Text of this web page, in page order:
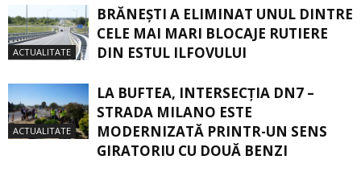
ACTUALITATE
BRĂNEȘTI A ELIMINAT UNUL DINTRE
CELE MAI MARI BLOCAJE RUTIERE
DIN ESTUL ILFOVULUI
ACTUALITATE
LA BUFTEA, INTERSECŢIA DN7 –
STRADA MILANO ESTE
MODERNIZATĂ PRINTR-UN SENS
GIRATORIU CU DOUĂ BENZI